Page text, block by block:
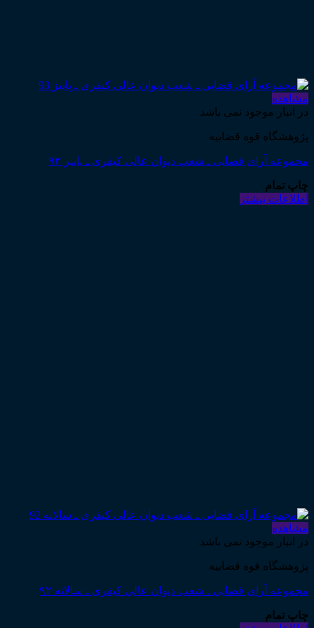
مشاهده
در انبار موجود نمی باشد
پژوهشگاه قوه قضاییه
مجموعه آرای قضایی ـ شعب دیوان عالی کیفری ـ پاییز ۹۳
چاپ تمام
اطلاعات بیشتر
مشاهده
در انبار موجود نمی باشد
پژوهشگاه قوه قضاییه
مجموعه آرای قضایی ـ شعب دیوان عالی کیفری ـ سالانه ۹۲
چاپ تمام